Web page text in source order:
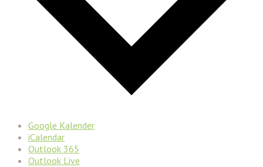
Google Kalender
iCalendar
Outlook 365
Outlook Live